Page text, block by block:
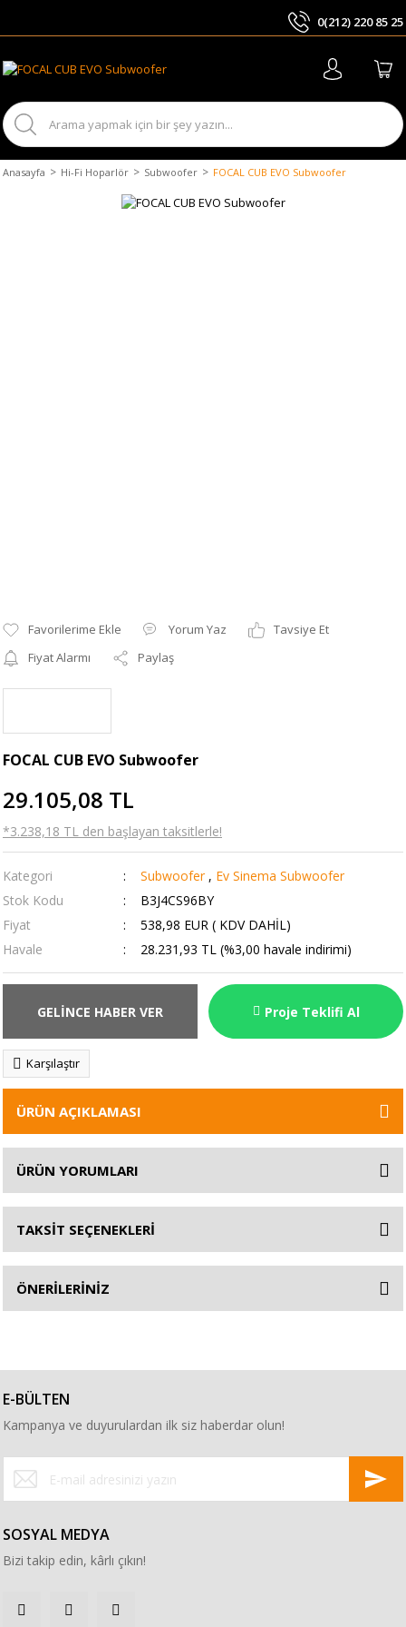
0(212) 220 85 25
Anasayfa Hi-Fi Hoparlör Subwoofer FOCAL CUB EVO Subwoofer
Yorum Yaz
Tavsiye Et
Fiyat Alarmı
Paylaş
FOCAL CUB EVO Subwoofer
29.105,08 TL
*3.238,18 TL den başlayan taksitlerle!
Kategori Subwoofer , Ev Sinema Subwoofer
Stok Kodu
B3J4CS96BY
Fiyat
538,98 EUR ( KDV DAHİL)
Havale
28.231,93 TL (%3,00 havale indirimi)
GELİNCE HABER VER Proje Teklifi Al
Karşılaştır
ÜRÜN AÇIKLAMASI
ÜRÜN YORUMLARI
TAKSİT SEÇENEKLERİ
ÖNERİLERİNİZ
E-BÜLTEN
Kampanya ve duyurulardan ilk siz haberdar olun!
SOSYAL MEDYA
Bizi takip edin, kârlı çıkın!